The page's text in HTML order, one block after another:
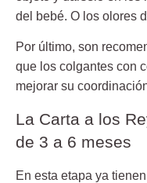
del bebé. O los olores
Por último, son
que los colgantes con
mejorar su
La Carta a los
de 3 a 6 meses
En esta etapa ya